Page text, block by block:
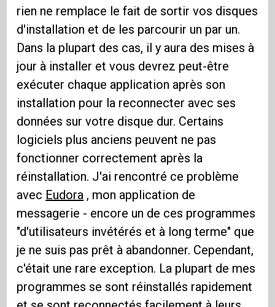
rien ne remplace le fait de sortir vos disques
d'installation et de les parcourir un par un.
Dans la plupart des cas, il y aura des mises à
jour à installer et vous devrez peut-être
exécuter chaque application après son
installation pour la reconnecter avec ses
données sur votre disque dur. Certains
logiciels plus anciens peuvent ne pas
fonctionner correctement après la
réinstallation. J'ai rencontré ce problème
avec Eudora , mon application de
messagerie - encore un de ces programmes
"d'utilisateurs invétérés et à long terme" que
je ne suis pas prêt à abandonner. Cependant,
c'était une rare exception. La plupart de mes
programmes se sont réinstallés rapidement